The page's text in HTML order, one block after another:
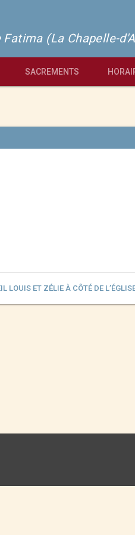
(La Chapelle-
SACREMENTS
LOUIS ET ZÉLIE À CÔTÉ DE